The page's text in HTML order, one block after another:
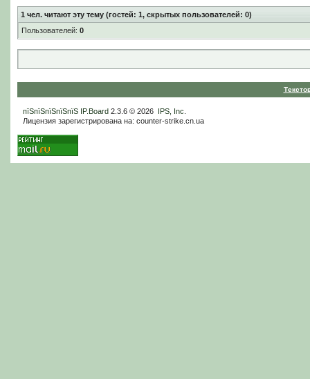
1 чел. читают эту тему (гостей: 1, скрытых пользователей: 0)
Пользователей: 0
пїЅпїЅпїЅпїЅпїЅ IP.Board2.3.6 © 2026 IPS, Inc
Лицензия зарегистрирована на: counter-strike.cn.ua